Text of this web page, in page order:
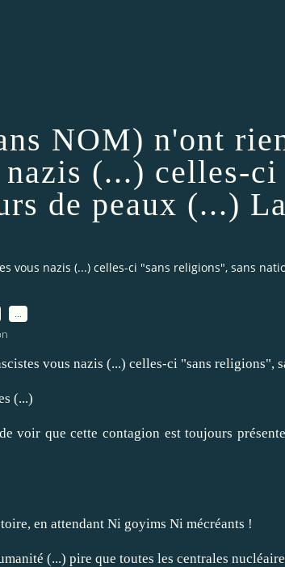
NOM) n'ont
(...) celles-
de peaux (...)
nazis (...) celles-ci "sans religions", sans
vous nazis (...) celles-ci "sans religions",
(...)
que cette contagion est toujours
en attendant Ni goyims Ni mécréants !
(...) pire que toutes les centrales